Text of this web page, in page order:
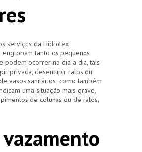
serviços da Hidrotex
englobam tanto os pequenos
podem ocorrer no dia a dia, tais
privada, desentupir ralos ou
vasos sanitários; como também
uma situação mais grave,
de colunas ou de ralos,
vazamento